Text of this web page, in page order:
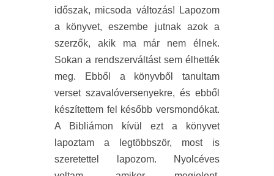
időszak, micsoda változás! Lapozom
a könyvet, eszembe jutnak azok a
szerzők, akik ma már nem élnek.
Sokan a rendszerváltást sem élhették
meg. Ebből a könyvből tanultam
verset szavalóversenyekre, és ebből
készítettem fel később versmondókat.
A Bibliámon kívül ezt a könyvet
lapoztam a legtöbbször, most is
szeretettel lapozom. Nyolcéves